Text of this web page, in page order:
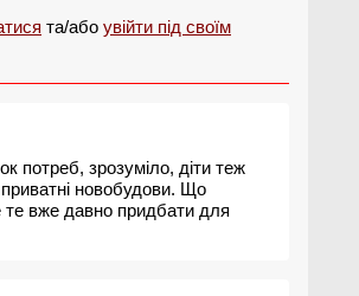
та/або увійти під своїм
потреб, зрозуміло, діти теж
приватні новобудови. Що
те вже давно придбати для